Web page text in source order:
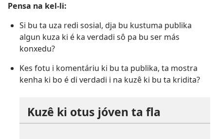
Pensa na kel-li:
Si bu ta uza redi sosial, dja bu kustuma publika
algun kuza ki é ka verdadi sô pa bu ser más
konxedu?
Kes fotu i komentáriu ki bu ta publika, ta mostra
kenha ki bo é di verdadi i na kuzê ki bu ta kridita?
Kuzê ki otus jóven ta fla